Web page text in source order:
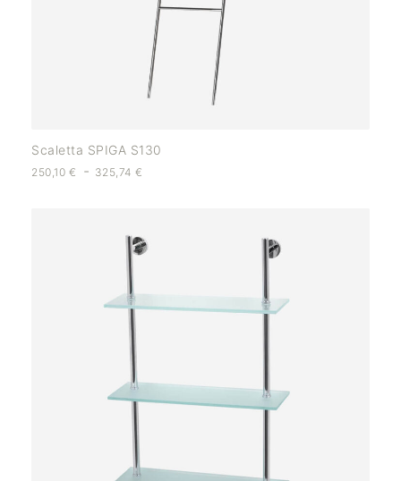
Scaletta SPIGA S130
250,10 € - 325,74€